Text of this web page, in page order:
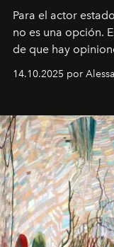
Para el actor
no es una opción.
de que hay
demasiado en
pérdida de
14.10.2025 por